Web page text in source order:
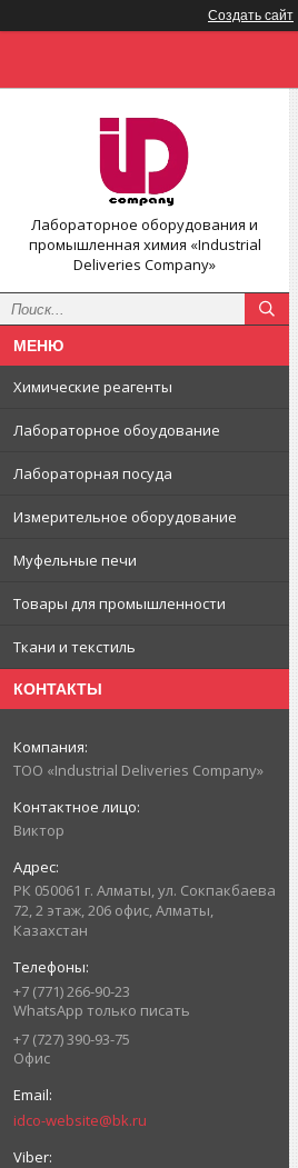
Создать сайт
Лабораторное оборудования и
промышленная химия «Industrial
Deliveries Company»
Химические реагенты
Лабораторное обоудование
Лабораторная посуда
Измерительное оборудование
Муфельные печи
Товары для промышленности
Ткани и текстиль
КОНТАКТЫ
ТОО «Industrial Deliveries Company»
Виктор
РК 050061 г. Алматы, ул. Сокпакбаева
72, 2 этаж, 206 офис, Алматы,
Казахстан
+7 (771) 266-90-23
WhatsApp только писать
+7 (727) 390-93-75
Офис
idco-website@bk.ru